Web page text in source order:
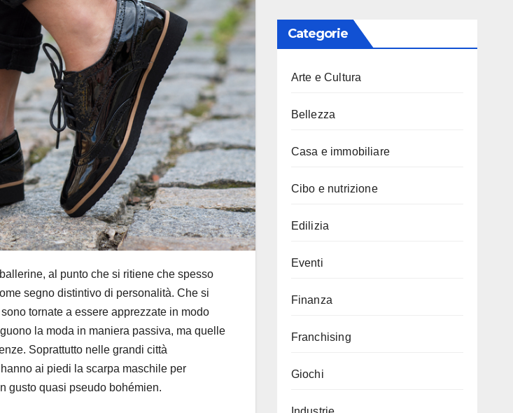
al punto che si ritiene che spesso
segno distintivo di personalità. Che si
tornate a essere apprezzate in modo
la moda in maniera passiva, ma quelle
Soprattutto nelle grandi città
ai piedi la scarpa maschile per
gusto quasi pseudo bohémien.
Categorie
Arte e Cultura
Bellezza
Casa e immobiliare
Cibo e nutrizione
Edilizia
Eventi
Finanza
Franchising
Giochi